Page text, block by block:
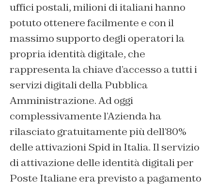
uffici postali, milioni di italiani hanno
potuto ottenere facilmente e con il
massimo supporto degli operatori la
propria identità digitale, che
rappresenta la chiave d’accesso a tutti i
servizi digitali della Pubblica
Amministrazione. Ad oggi
complessivamente l’Azienda ha
rilasciato gratuitamente più dell’80%
delle attivazioni Spid in Italia. Il servizio
di attivazione delle identità digitali per
Poste Italiane era previsto a pagamento